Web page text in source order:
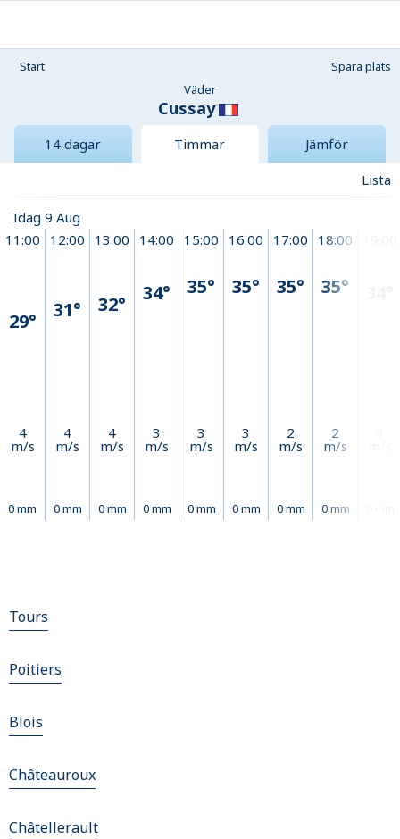
Start
Spara plats
Väder
Cussay
14 dagar Timmar
Jämför
Lista
Idag 9 Aug
11:00
29°
4
m/s
0 mm
12:00
31°
4
m/s
0 mm
13:00
32°
4
m/s
0 mm
14:00
34°
3
m/s
0 mm
15:00
35°
3
m/s
0 mm
16:00
35°
3
m/s
0 mm
17:00
35°
2
m/s
0 mm
18:00
35°
2
m/s
0 mm
Tours
Poitiers
Blois
Châteauroux
Châtellerault